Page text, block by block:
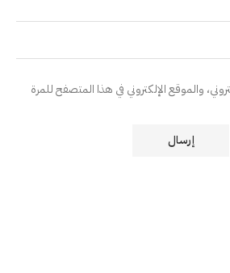
والموقع الإلكتروني في هذا المتصفح للمرة